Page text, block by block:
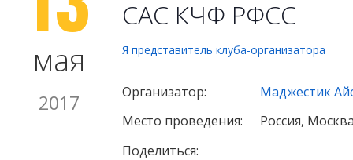
мая
2017
САС КЧФ РФСС
Я представитель клуба-организатора
Организатор:
Маджестик
Место проведения:
Россия,
Поделиться: